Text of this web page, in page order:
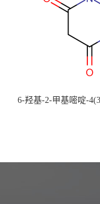
6-羟基-2-甲基嘧啶-